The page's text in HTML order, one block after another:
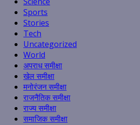
Sports
Stories
Tech
Uncategorized
World
अपराध समीक्षा
खेल समीक्षा
मनोरंजन समीक्षा
राजनैतिक समीक्षा
राज्य समीक्षा
समाजिक समीक्षा